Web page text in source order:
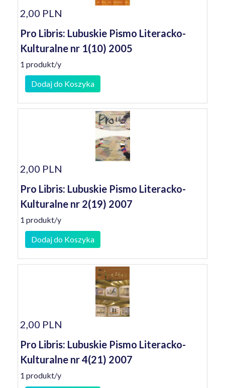
2,00 PLN
Pro Libris: Lubuskie Pismo Literacko-
Kulturalne nr 1(10) 2005
1 produkt/y
Dodaj do Koszyka
2,00 PLN
Pro Libris: Lubuskie Pismo Literacko-
Kulturalne nr 2(19) 2007
1 produkt/y
Dodaj do Koszyka
2,00 PLN
Pro Libris: Lubuskie Pismo Literacko-
Kulturalne nr 4(21) 2007
1 produkt/y